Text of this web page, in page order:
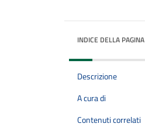
INDICE DELLA PAGINA
Descrizione
A cura di
Contenuti correlati